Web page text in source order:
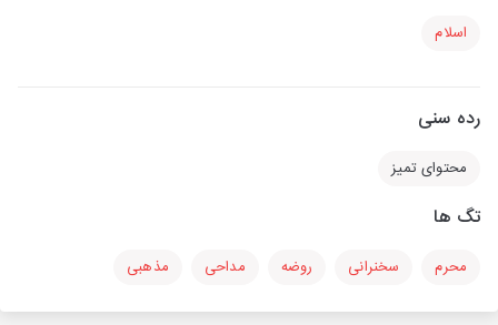
اسلام
رده سنی
محتوای تمیز
تگ ها
محرم سخنرانی روضه مداحی مذهبی